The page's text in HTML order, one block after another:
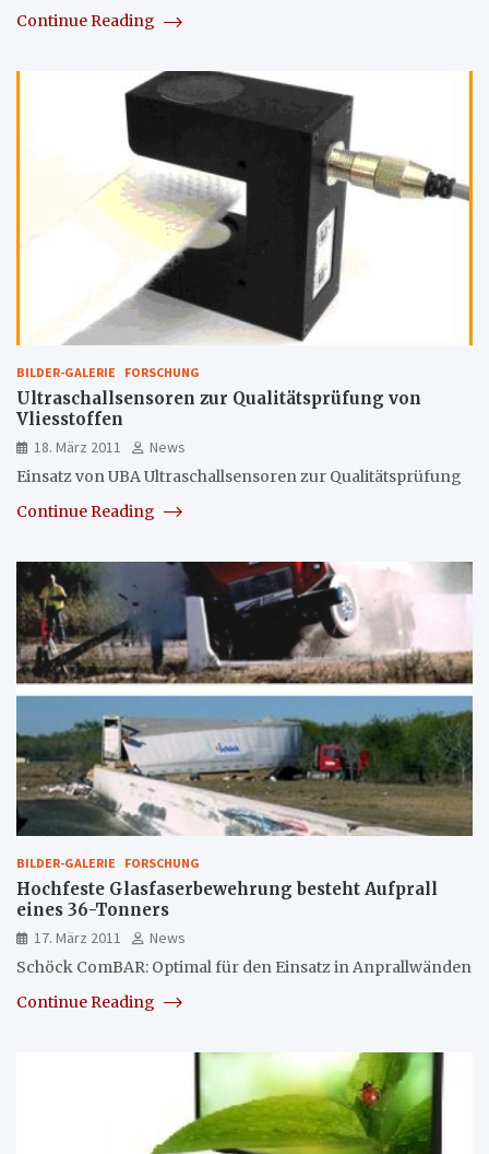
Continue Reading
BILDER-GALERIE FORSCHUNG
Ultraschallsensoren zur Qualitätsprüfung von
Vliesstoffen
18. März 2011
News
Einsatz von UBA Ultraschallsensoren zur Qualitätsprüfung
Continue Reading
BILDER-GALERIE FORSCHUNG
Hochfeste Glasfaserbewehrung besteht Aufprall
eines 36-Tonners
17. März 2011
News
Schöck ComBAR: Optimal für den Einsatz in Anprallwänden
Continue Reading